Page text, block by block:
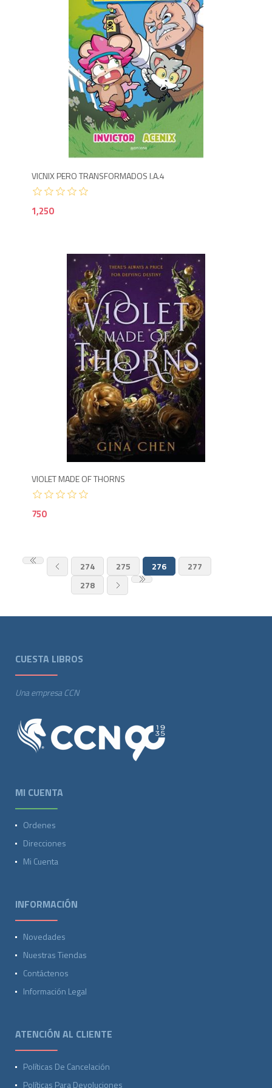
VICNIX PERO TRANSFORMADOS I.A.4
1,250
VIOLET MADE OF THORNS
750
274 275 276
277
278
CUESTA LIBROS
Una empresa CCN
MI CUENTA
Ordenes
Direcciones
Mi Cuenta
INFORMACIÓN
Novedades
Nuestras Tiendas
Contáctenos
Información Legal
ATENCIÓN AL CLIENTE
Políticas De Cancelación
Políticas Para Devoluciones